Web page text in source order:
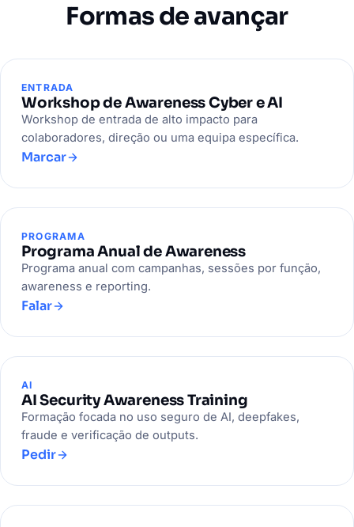
Formas de avançar
ENTRADA
Workshop de Awareness Cyber e AI
Workshop de entrada de alto impacto para
colaboradores, direção ou uma equipa específica.
Marcar
PROGRAMA
Programa Anual de Awareness
Programa anual com campanhas, sessões por função,
awareness e reporting.
Falar
AI
AI Security Awareness Training
Formação focada no uso seguro de AI, deepfakes,
fraude e verificação de outputs.
Pedir